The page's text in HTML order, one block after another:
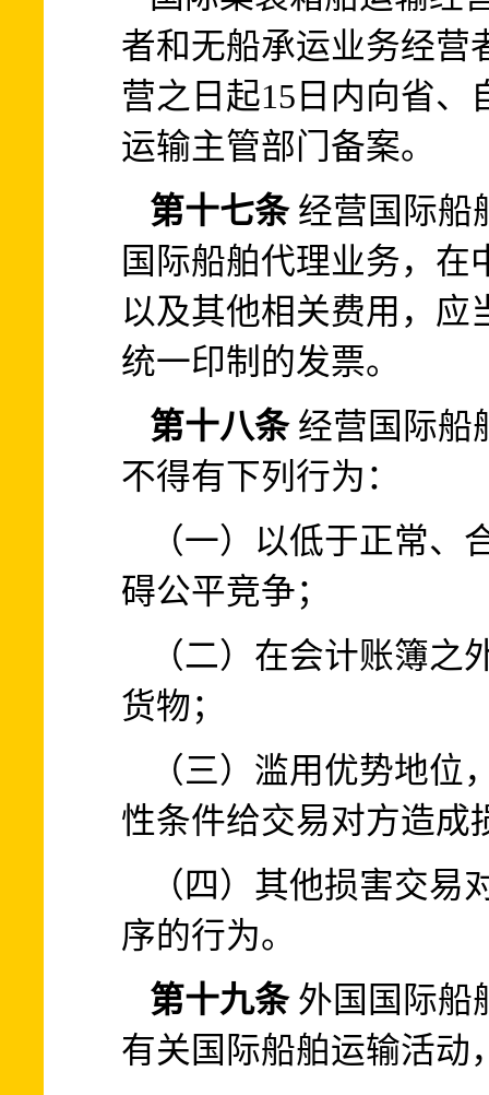
者和无船承运业务经营
营之日起15日内向省、
运输主管部门备案。
第十七条 经营国际船
国际船舶代理业务，在
以及其他相关费用，应
统一印制的发票。
第十八条 经营国际船
不得有下列行为：
（一）以低于正常、
碍公平竞争；
（二）在会计账簿之
货物；
（三）滥用优势地位
性条件给交易对方造成
（四）其他损害交易
序的行为。
第十九条 外国国际船
有关国际船舶运输活动